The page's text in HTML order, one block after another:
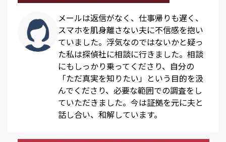
メールは返信がなく、仕事帰りも遅く、
スマホを肌身離さない夫に不信感を抱い
ていました。浮気なのではないかと疑っ
た私は探偵社に相談に行きました。相談
にもしっかり乗ってくださり、自分の
「ただ真実を知りたい」という目的を汲
んでくださり、必要な範囲での調査をし
ていただきました。今は証拠を元に夫と
話し合い、和解しています。